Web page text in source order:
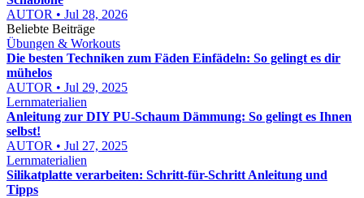
AUTOR • Jul 28, 2026
Beliebte Beiträge
Übungen & Workouts
Die besten Techniken zum Fäden Einfädeln: So gelingt es dir
mühelos
AUTOR • Jul 29, 2025
Lernmaterialien
Anleitung zur DIY PU-Schaum Dämmung: So gelingt es Ihnen
selbst!
AUTOR • Jul 27, 2025
Lernmaterialien
Silikatplatte verarbeiten: Schritt-für-Schritt Anleitung und
Tipps